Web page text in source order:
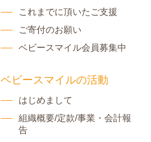
これまでに頂いたご支援
ご寄付のお願い
ベビースマイル会員募集中
ベビースマイルの活動
はじめまして
組織概要/定款/事業・会計報
告